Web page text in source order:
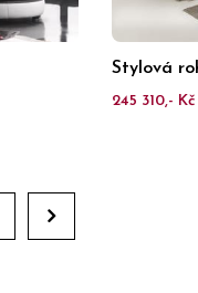
Stylová
245 310,- Kč